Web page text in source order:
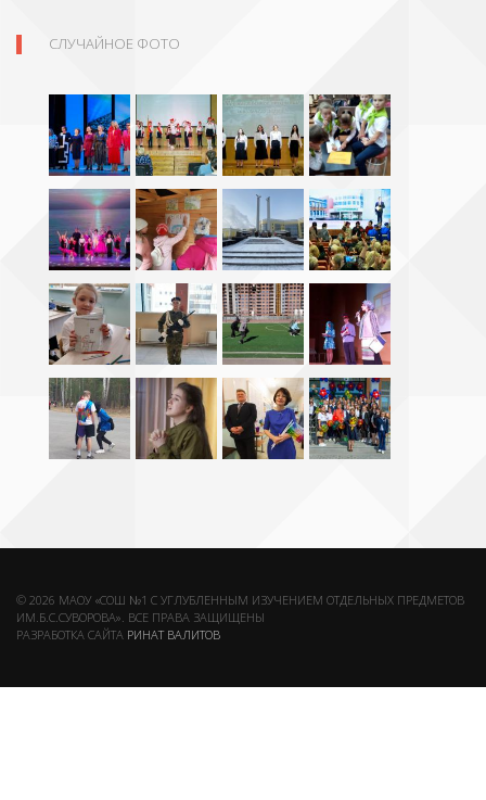
СЛУЧАЙНОЕ ФОТО
© 2026 МАОУ «СОШ №1 С УГЛУБЛЕННЫМ ИЗУЧЕНИЕМ ОТДЕЛЬНЫХ ПРЕДМЕТОВ
ИМ.Б.С.СУВОРОВА». ВСЕ ПРАВА ЗАЩИЩЕНЫ
РАЗРАБОТКА САЙТА РИНАТ ВАЛИТОВ